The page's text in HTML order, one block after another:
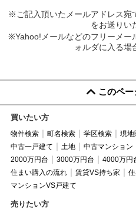
※ご記入頂いたメールアドレス宛
をお送りい
※Yahoo!メールなどのフリーメー
ォルダに入る場
このペ
買いたい方
物件検索 町名検索 学区検索 現地
中古一戸建て
土地 中古マンション
2000万円台
3000万円台 4000万円
住まい購入の流れ
賃貸VS持ち家
マンションVS戸建て
売りたい方